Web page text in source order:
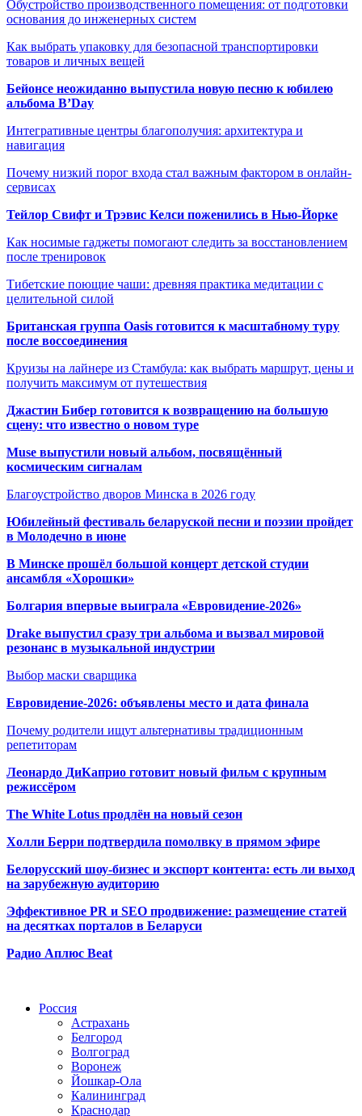
Обустройство производственного помещения: от подготовки
основания до инженерных систем
Как выбрать упаковку для безопасной транспортировки
товаров и личных вещей
Бейонсе неожиданно выпустила новую песню к юбилею
альбома B’Day
Интегративные центры благополучия: архитектура и
навигация
Почему низкий порог входа стал важным фактором в онлайн-
сервисах
Тейлор Свифт и Трэвис Келси поженились в Нью-Йорке
Как носимые гаджеты помогают следить за восстановлением
после тренировок
Тибетские поющие чаши: древняя практика медитации с
целительной силой
Британская группа Oasis готовится к масштабному туру
после воссоединения
Круизы на лайнере из Стамбула: как выбрать маршрут, цены и
получить максимум от путешествия
Джастин Бибер готовится к возвращению на большую
сцену: что известно о новом туре
Muse выпустили новый альбом, посвящённый
космическим сигналам
Благоустройство дворов Минска в 2026 году
Юбилейный фестиваль беларуской песни и поэзии пройдет
в Молодечно в июне
В Минске прошёл большой концерт детской студии
ансамбля «Хорошки»
Болгария впервые выиграла «Евровидение-2026»
Drake выпустил сразу три альбома и вызвал мировой
резонанс в музыкальной индустрии
Выбор маски сварщика
Евровидение-2026: объявлены место и дата финала
Почему родители ищут альтернативы традиционным
репетиторам
Леонардо ДиКаприо готовит новый фильм с крупным
режиссёром
The White Lotus продлён на новый сезон
Холли Берри подтвердила помолвку в прямом эфире
Белорусский шоу-бизнес и экспорт контента: есть ли выход
на зарубежную аудиторию
Эффективное PR и SEO продвижение: размещение статей
на десятках порталов в Беларуси
Радио Аплюс Beat
Россия
Астрахань
Белгород
Волгоград
Воронеж
Йошкар-Ола
Калининград
Краснодар